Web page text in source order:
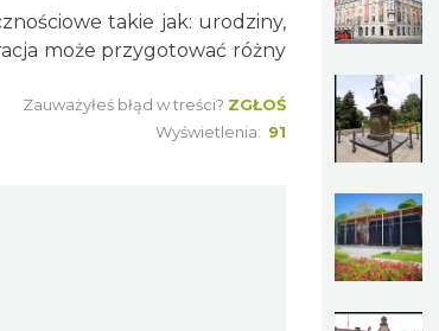
takie jak: urodziny,
może przygotować różny
Zauważyłeś błąd w treści? ZGŁOŚ
Wyświetlenia: 91